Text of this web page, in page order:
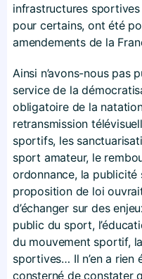
infrastructures
pour certains, ont été
amendements de la
Ainsi n’avons-nous pas
service de la
obligatoire de la
retransmission
sportifs, les
sport amateur, le
ordonnance, la
proposition de loi
d’échanger sur des
public du sport,
du mouvement sportif,
sportives… Il n’en a rien
consterné de constater